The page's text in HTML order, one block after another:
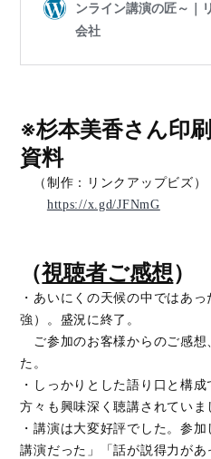
※杉本美香さん印
資料
（制作：リンクアップビズ
https://x.gd/JFNmG
（視聴者ご感想）
・あいにくの天候の中ではあ
強）。盛況に終了。
ご参加のお客様からのご感想
た。
・しっかりとした語り口と構
方々も興味深く聴講されていま
・講演は大変好評でした。参
講演だった」「話が説得力が